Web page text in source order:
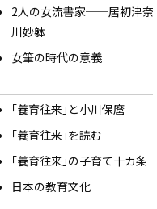
2人の女流書家──居初津奈
川妙躰
女筆の時代の意義
｢養育往来｣と小川保麿
｢養育往来｣を読む
｢養育往来｣の子育て十カ条
日本の教育文化